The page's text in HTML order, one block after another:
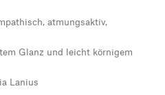
atmungsaktiv,
Glanz und leicht körnigem
Lanius